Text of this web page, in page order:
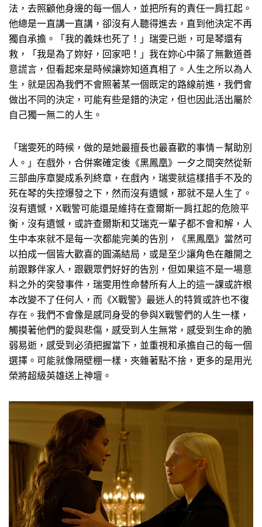
法，去照顧他身邊的每一個人，並把所有的責任一肩扛起。
他總是一直講一直講，卻沒有人聽得進去，直到他決定不再
獨自承擔。「我的義妹也死了！」瑞雯已逝，可是琴還有
救，「我是為了妳好，回家吧！」我在妳心中築了無數道善
意謊言，但看起來是時候讓妳知道真相了。人生之所以為人
生，就是因為我們不會照著某一個既定的路線前進，我們會
做出不同的決定，可能有些是錯的決定，但也因此活出屬於
自己獨一無二的人生。
「瑞雯死的時候，做的是她最擅長也最喜歡的事情－幫助別
人。」在戲外，合併案確定後《黑鳳凰》一夕之間突然從新
三部曲序章變成系列終章，在戲內，瑞雯就這樣措手不及的
死在琴的失控爆發之下，然而沒有遺憾，那就不是人生了。
沒有遺憾，X戰警可能還是維持在查爾斯一肩扛起的危險平
衡，沒有遺憾，或許查爾斯和艾瑞克一輩子都不會和解，人
生中本來就不是每一次都能完美的告別，《黑鳳凰》當然可
以拍成一個皆大歡喜的圓滿結局，或是至少讓角色在離開之
前跟夥伴家人，跟觀眾們好好的告別，但如果這不是一場意
料之外的突發事件，瑞雯用性命替所有人上的這一課或許根
本改變不了任何人，而《X戰警》最迷人的特質或許也不復
存在。我們不會像是感同身受的參與X戰警們的人生一樣，
觸摸著他們的愛與悲傷，感受到人生無常，感受到生命的脆
弱易逝，感受到必須把握當下，並重視和承擔自己的每一個
選擇。可能就像隔壁棚一樣，夾雜著點不捨，更多的是用光
榮將超級英雄送上神壇。